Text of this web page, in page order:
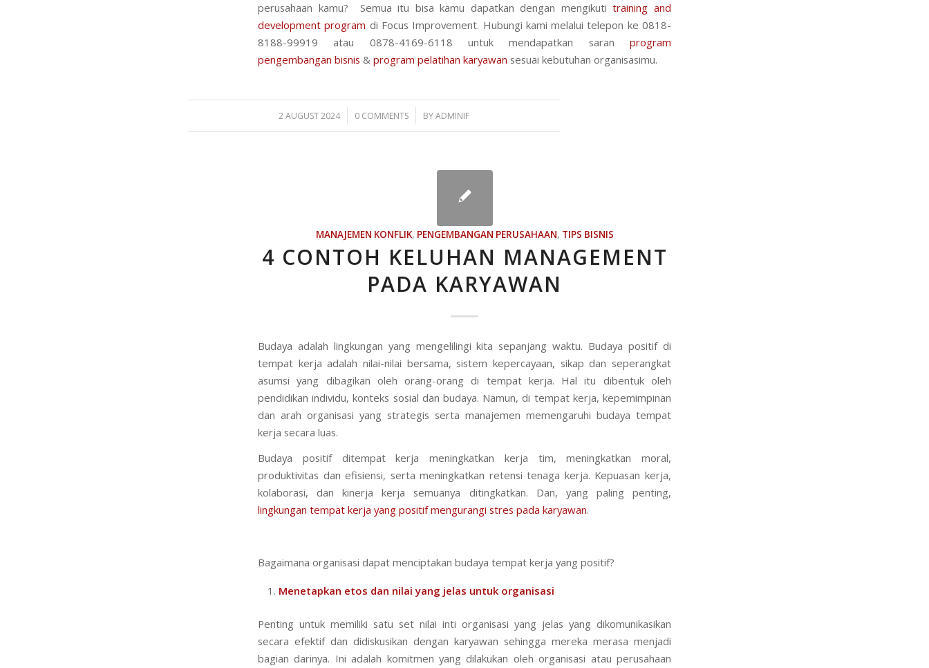
perusahaan kamu? Semua itu bisa kamu dapatkan dengan mengikutitraining and
development program di Focus Improvement. Hubungi kami melalui telepon ke 0818-
8188-99919 atau 0878-4169-6118 untuk mendapatkan saran program
pengembangan bisnis & program pelatihan karyawan sesuai kebutuhan organisasimu.
2 AUGUST 2024
/ 0 COMMENTS
/ BYADMINIF
MANAJEMEN KONFLIK, PENGEMBANGAN PERUSAHAAN, TIPS BISNIS
4 CONTOH KELUHAN MANAGEMENT
PADA KARYAWAN
Budaya adalah lingkungan yang mengelilingi kita sepanjang waktu. Budaya positif di
tempat kerja adalah nilai-nilai bersama, sistem kepercayaan, sikap dan seperangkat
asumsi yang dibagikan oleh orang-orang di tempat kerja. Hal itu dibentuk oleh
pendidikan individu, konteks sosial dan budaya. Namun, di tempat kerja, kepemimpinan
dan arah organisasi yang strategis serta manajemen memengaruhi budaya tempat
kerja secara luas.
Budaya positif ditempat kerja meningkatkan kerja tim, meningkatkan moral,
produktivitas dan efisiensi, serta meningkatkan retensi tenaga kerja. Kepuasan kerja,
kolaborasi, dan kinerja kerja semuanya ditingkatkan. Dan, yang paling penting,
lingkungan tempat kerja yang positif mengurangi stres pada karyawan.
Bagaimana organisasi dapat menciptakan budaya tempat kerja yang positif?
Menetapkan etos dan nilai yang jelas untuk organisasi
Penting untuk memiliki satu set nilai inti organisasi yang jelas yang dikomunikasikan
secara efektif dan didiskusikan dengan karyawan sehingga mereka merasa menjadi
bagian darinya. Ini adalah komitmen yang dilakukan oleh organisasi atau perusahaan